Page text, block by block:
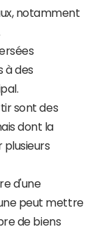
notamment
à des
sont des
dont la
d'une
peut mettre
de biens